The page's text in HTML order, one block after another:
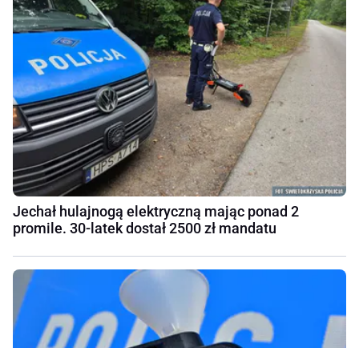
Jechał hulajnogą elektryczną mając ponad 2
promile. 30-latek dostał 2500 zł mandatu